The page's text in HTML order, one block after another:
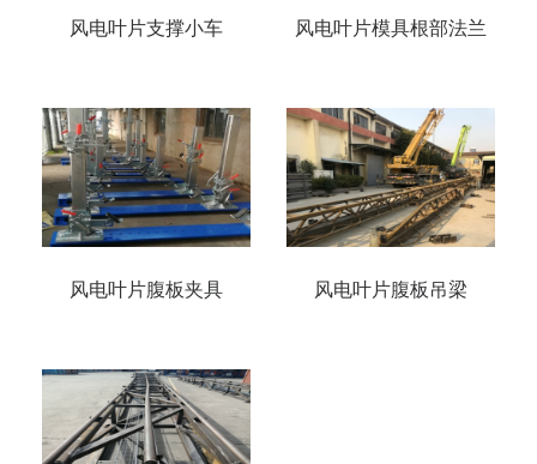
风电叶片支撑小车 风电叶片模具根部法兰
风电叶片腹板夹具 风电叶片腹板吊梁